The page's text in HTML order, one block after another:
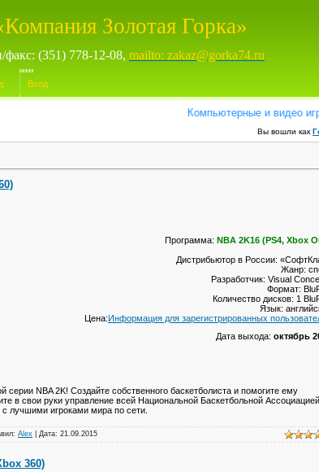
Золотая Горка»
факс: (351) 778-12-08, mailto: zakaz@gorka74.ru
Вход
Компьютерные и видео игры,
Вы вошли как
Программа: NBA 2K16 (PS4, Xbox
Дистрибьютор в России:
Жанр:
Разработчик: Visual
Формат:
Количество дисков: 1
Язык:
Цена:Информация для зарегистрированных
Дата выхода: октябрь
серии NBA 2K! Создайте собственного баскетболиста и помогите ему
в свои руки управление всей Национальной Баскетбольной Ассоциацией
с лучшими игроками мира по сети.
Alex Дата: 21.09.2015
360)